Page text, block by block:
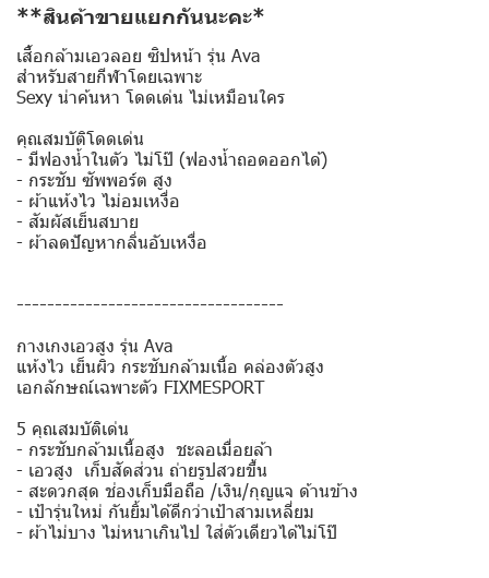
**สินค้าขายแยกกันนะคะ*
เสื้อกล้ามเอวลอย ซิปหน้า รุ่น Ava
สำหรับสายกีฬาโดยเฉพาะ
Sexy น่าค้นหา โดดเด่น ไม่เหมือนใคร
คุณสมบัติโดดเด่น
- มีฟองน้ำในตัว ไม่โป๊ (ฟองน้ำถอดออกได้)
- กระชับ ซัพพอร์ต สูง
- ผ้าแห้งไว ไม่อมเหงื่อ
- สัมผัสเย็นสบาย
- ผ้าลดปัญหากลิ่นอับเหงื่อ
-----------------------------------
กางเกงเอวสูง รุ่น Ava
แห้งไว เย็นผิว กระชับกล้ามเนื้อ คล่องตัวสูง
เอกลักษณ์เฉพาะตัว FIXMESPORT
5 คุณสมบัติเด่น
- กระชับกล้ามเนื้อสูง ชะลอเมื่อยล้า
- เอวสูง เก็บสัดส่วน ถ่ายรูปสวยขึ้น
- สะดวกสุด ช่องเก็บมือถือ /เงิน/กุญแจ ด้านข้าง
- เป้ารุ่นใหม่ กันยิ้มได้ดีกว่าเป้าสามเหลี่ยม
- ผ้าไม่บาง ไม่หนาเกินไป ใส่ตัวเดียวได้ไม่โป๊